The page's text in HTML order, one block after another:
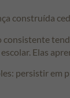
construída
consistente
Elas
persistir em